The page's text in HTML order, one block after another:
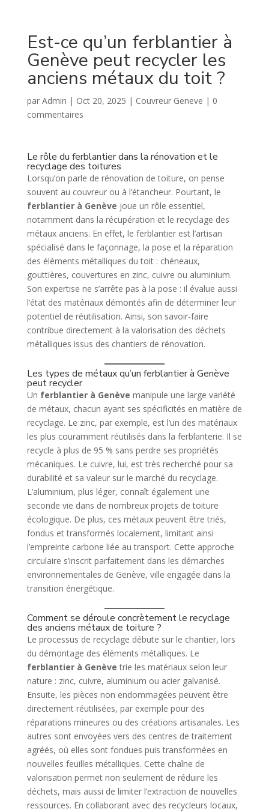
Est-ce qu’un ferblantier à
Genève peut recycler les
anciens métaux du toit ?
par Admin | Oct 20, 2025 | Couvreur Geneve | 0
commentaires
Le rôle du ferblantier dans la rénovation et le
recyclage des toitures
Lorsqu’on parle de rénovation de toiture, on pense
souvent au couvreur ou à l’étancheur. Pourtant, le
ferblantier à Genève joue un rôle essentiel,
notamment dans la récupération et le recyclage des
métaux anciens. En effet, le ferblantier est l’artisan
spécialisé dans le façonnage, la pose et la réparation
des éléments métalliques du toit : chéneaux,
gouttières, couvertures en zinc, cuivre ou aluminium.
Son expertise ne s’arrête pas à la pose : il évalue aussi
l’état des matériaux démontés afin de déterminer leur
potentiel de réutilisation. Ainsi, son savoir-faire
contribue directement à la valorisation des déchets
métalliques issus des chantiers de rénovation.
Les types de métaux qu’un ferblantier à Genève
peut recycler
Un ferblantier à Genève manipule une large variété
de métaux, chacun ayant ses spécificités en matière de
recyclage. Le zinc, par exemple, est l’un des matériaux
les plus couramment réutilisés dans la ferblanterie. Il se
recycle à plus de 95 % sans perdre ses propriétés
mécaniques. Le cuivre, lui, est très recherché pour sa
durabilité et sa valeur sur le marché du recyclage.
L’aluminium, plus léger, connaît également une
seconde vie dans de nombreux projets de toiture
écologique. De plus, ces métaux peuvent être triés,
fondus et transformés localement, limitant ainsi
l’empreinte carbone liée au transport. Cette approche
circulaire s’inscrit parfaitement dans les démarches
environnementales de Genève, ville engagée dans la
transition énergétique.
Comment se déroule concrètement le recyclage
des anciens métaux de toiture ?
Le processus de recyclage débute sur le chantier, lors
du démontage des éléments métalliques. Le
ferblantier à Genève trie les matériaux selon leur
nature : zinc, cuivre, aluminium ou acier galvanisé.
Ensuite, les pièces non endommagées peuvent être
directement réutilisées, par exemple pour des
réparations mineures ou des créations artisanales. Les
autres sont envoyées vers des centres de traitement
agréés, où elles sont fondues puis transformées en
nouvelles feuilles métalliques. Cette chaîne de
valorisation permet non seulement de réduire les
déchets, mais aussi de limiter l’extraction de nouvelles
ressources. En collaborant avec des recycleurs locaux,